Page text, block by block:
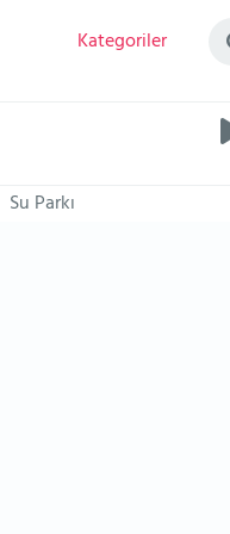
Kategoriler
Su Parkı